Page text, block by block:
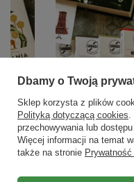
Dbamy o Twoją
Sklep korzysta z plików
Polityką dotyczącą cookies.
przechowywania lub
Więcej informacji na temat
także na stronie